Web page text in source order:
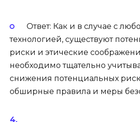
Ответ: Как и в случае с
технологией, существуют
риски и этические
необходимо тщательно
снижения потенциальных
обширные правила и меры